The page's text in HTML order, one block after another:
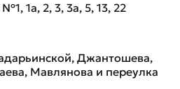
1а, 2, 3, 3а, 5, 13, 22
Джантошева,
Мавлянова и переулка